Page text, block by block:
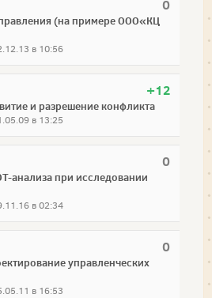
0
(на примере ООО«КЦ
в 10:56
+12
и разрешение конфликта
в 13:25
0
анализа при исследовании
в 02:34
0
управленческих
в 16:53